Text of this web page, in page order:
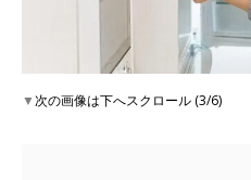
▼次の画像は下へスクロール (3/6)